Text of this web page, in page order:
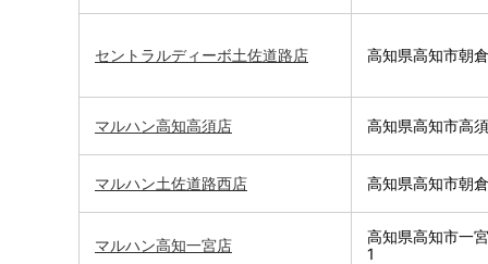
セントラルディーボ土佐道路店 高知県高知市朝
マルハン高知高須店 高知県高知市高
マルハン土佐道路西店 高知県高知市朝
マルハン高知一宮店
高知県高知市一
1